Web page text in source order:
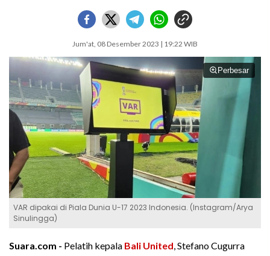
Jum'at, 08 Desember 2023 | 19:22 WIB
Perbesar
VAR dipakai di Piala Dunia U-17 2023 Indonesia. (Instagram/Arya
Sinulingga)
Suara.com - Pelatih kepala Bali United, Stefano Cugurra